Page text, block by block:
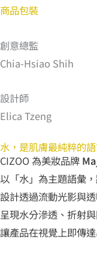
商品包裝
創意總監
Chia-Hsiao Shih
設計師
Elica Tzeng
水，是肌膚最純粹的
CIZOO 為美妝品牌
以「水」為主題語彙
設計透過流動光影與透
呈現水分滲透、折射
讓產品在視覺上即傳